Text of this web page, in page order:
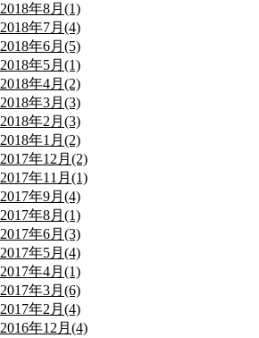
2018年8月(1)
2018年7月(4)
2018年6月(5)
2018年5月(1)
2018年4月(2)
2018年3月(3)
2018年2月(3)
2018年1月(2)
2017年12月(2)
2017年11月(1)
2017年9月(4)
2017年8月(1)
2017年6月(3)
2017年5月(4)
2017年4月(1)
2017年3月(6)
2017年2月(4)
2016年12月(4)